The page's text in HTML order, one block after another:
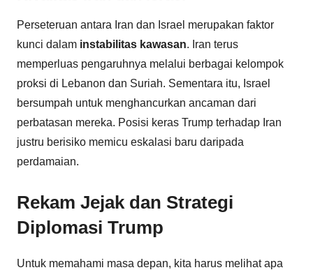
Perseteruan antara Iran dan Israel merupakan faktor
kunci dalam instabilitas kawasan. Iran terus
memperluas pengaruhnya melalui berbagai kelompok
proksi di Lebanon dan Suriah. Sementara itu, Israel
bersumpah untuk menghancurkan ancaman dari
perbatasan mereka. Posisi keras Trump terhadap Iran
justru berisiko memicu eskalasi baru daripada
perdamaian.
Rekam Jejak dan Strategi
Diplomasi Trump
Untuk memahami masa depan, kita harus melihat apa